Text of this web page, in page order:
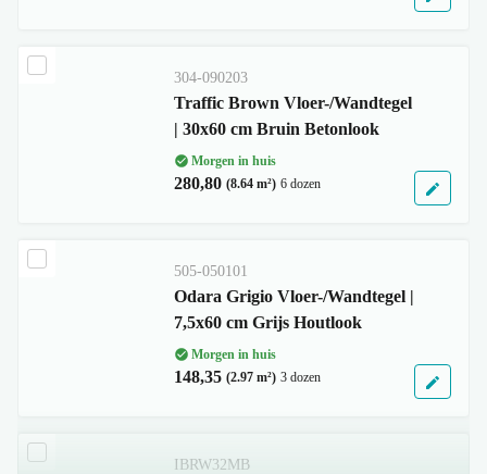
304-090203
Traffic Brown Vloer-/Wandtegel
| 30x60 cm Bruin Betonlook
Morgen in huis
280,80 (8.64 m²) 6 dozen
505-050101
Odara Grigio Vloer-/Wandtegel |
7,5x60 cm Grijs Houtlook
Morgen in huis
148,35 (2.97 m²) 3 dozen
IBRW32MB